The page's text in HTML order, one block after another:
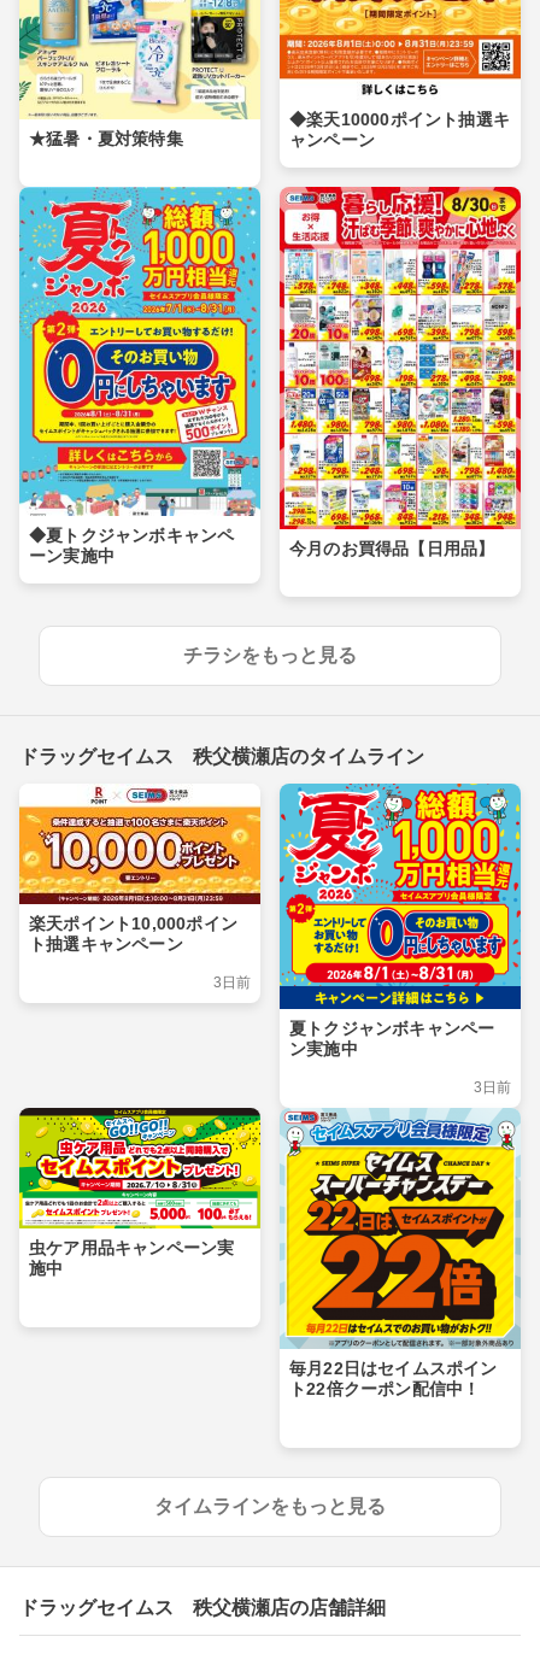
★猛暑・夏対策特集
◆楽天10000ポイント抽選キ
ャンペーン
◆夏トクジャンボキャンペ
ーン実施中
今月のお買得品【日用品】
チラシをもっと見る
ドラッグセイムス 秩父横瀬店のタイムライン
楽天ポイント10,000ポイン
ト抽選キャンペーン
3日前
夏トクジャンボキャンペー
ン実施中
3日前
虫ケア用品キャンペーン実
施中
毎月22日はセイムスポイン
ト22倍クーポン配信中！
タイムラインをもっと見る
ドラッグセイムス 秩父横瀬店の店舗詳細